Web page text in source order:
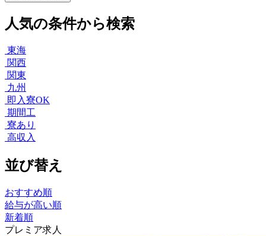
人気の条件から検索
東海
関西
関東
九州
即入寮OK
期間工
寮あり
高収入
並び替え
おすすめ順
給与が高い順
新着順
プレミア求人